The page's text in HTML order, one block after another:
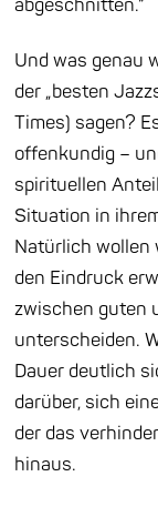
abgeschnitten.“
Und was genau
der „besten
Times) sagen?
offenkundig –
spirituellen
Situation in
Natürlich wollen
den Eindruck
zwischen guten
unterscheiden.
Dauer deutlich
darüber, sich
der das
hinaus.